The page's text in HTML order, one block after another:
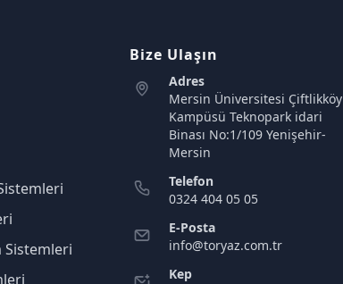
Sistemleri
Bize Ulaşın
Adres
Mersin Üniversitesi Çiftlikköy
Kampüsü Teknopark idari
Binası No:1/109 Yenişehir-
Mersin
Telefon
0324 404 05 05
E-Posta
info@toryaz.com.tr
Kep